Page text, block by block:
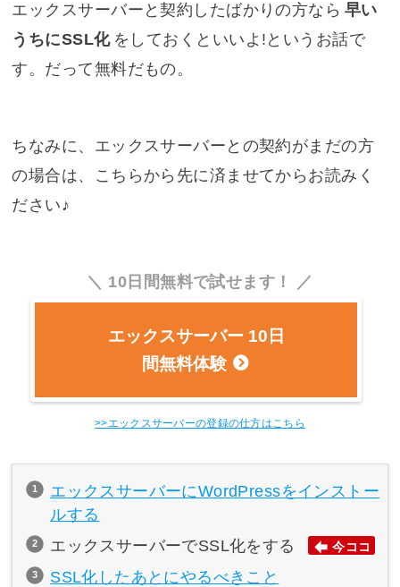
エックスサーバーと契約したばかりの方なら 早い
うちにSSL化 をしておくといいよ!というお話で
す。だって無料だもの。
ちなみに、エックスサーバーとの契約がまだの方
の場合は、こちらから先に済ませてからお読みく
ださい♪
10日間無料で試せます！
エックスサーバー 10日
間無料体験
>>エックスサーバーの登録の仕方はこちら
エックスサーバーにWordPressをインストー
ルする
エックスサーバーでSSL化をする
今ココ
SSL化したあとにやるべきこと